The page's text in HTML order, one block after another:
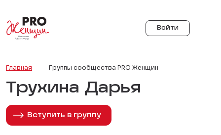
Войти
Главная Группы сообщества PRO Женщин
Трухина Дарья
Вступить в группу